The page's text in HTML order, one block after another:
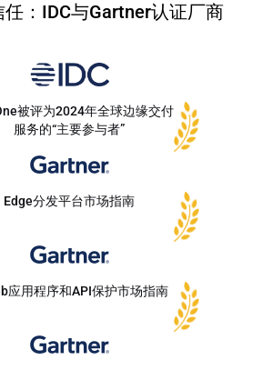
：IDC与Gartner认证厂商
被评为2024年全球边缘交付
服务的“主要参与者”
Edge分发平台市场指南
应用程序和API保护市场指南